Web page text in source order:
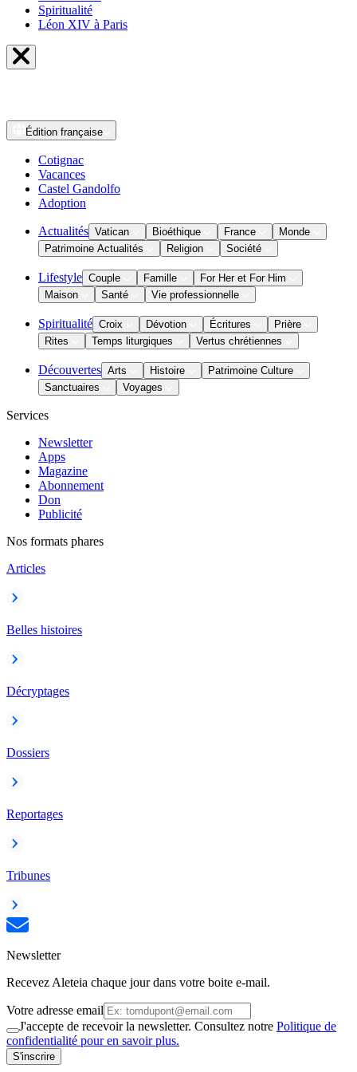
Spiritualité
Léon XIV à Paris
Édition française
Cotignac
Vacances
Castel Gandolfo
Adoption
Actualités Vatican Bioéthique France
Monde
Patrimoine Actualités
Religion Société
Lifestyle Couple Famille
For Her et For Him
Maison
Santé Vie professionnelle
Spiritualité Croix Dévotion Écritures
Prière
Rites
Temps liturgiques Vertus chrétiennes
Découvertes Arts Histoire
Patrimoine Culture
Sanctuaires
Voyages
Services
Newsletter
Apps
Magazine
Abonnement
Don
Publicité
Nos formats phares
Articles
Belles histoires
Décryptages
Dossiers
Reportages
Tribunes
Newsletter
Recevez Aleteia chaque jour dans votre boite e-mail.
Votre adresse email
J'accepte de recevoir la newsletter. Consultez notre Politique de
confidentialité pour en savoir plus.
S'inscrire